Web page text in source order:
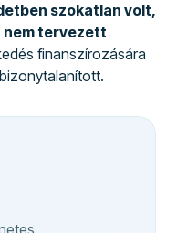
szokatlan volt,
nem tervezett
finanszírozására